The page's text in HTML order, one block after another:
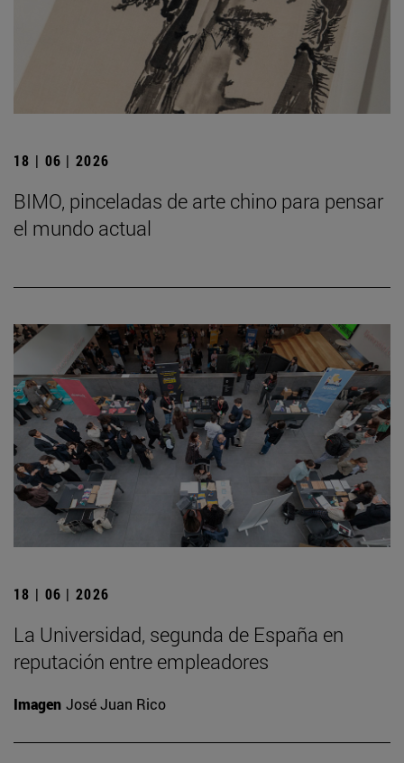
18 | 06 | 2026
BIMO, pinceladas de arte chino para pensar
el mundo actual
18 | 06 | 2026
La Universidad, segunda de España en
reputación entre empleadores
Imagen José Juan Rico